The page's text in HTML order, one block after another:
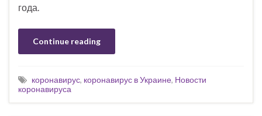
года.
Continue reading
коронавирус, коронавирус в Украине, Новости
коронавируса